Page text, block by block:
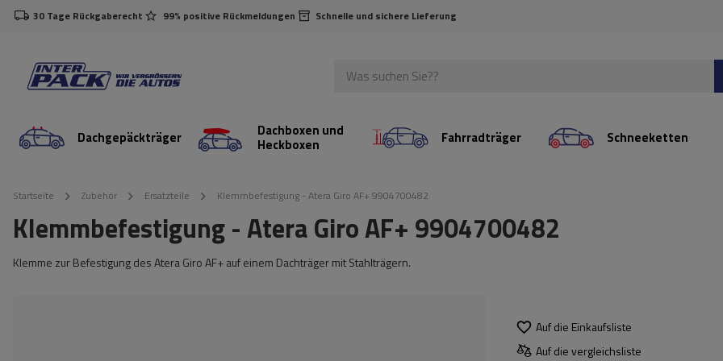
30 Tage Rückgaberecht 99% positive Rückmeldungen Schnelle und sichere Lieferung
Dachgepäckträger Dachboxen und
Heckboxen Fahrradträger Schneeketten
Startseite Zubehör Ersatzteile Klemmbefestigung - Atera Giro AF+ 9904700482
Klemmbefestigung - Atera Giro AF+ 9904700482
Klemme zur Befestigung des Atera Giro AF+ auf einem Dachträger mit Stahlträgern.
Auf die Einkaufsliste
Auf die vergleichsliste